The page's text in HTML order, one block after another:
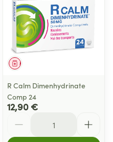
Médicament
R Calm Dimenhydrinate
Comp 24
12,90 €